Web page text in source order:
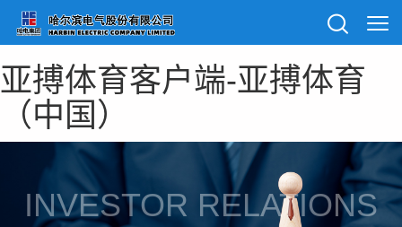
亚搏体育客户端-亚搏体育
（中国）
INVESTOR RELATIONS